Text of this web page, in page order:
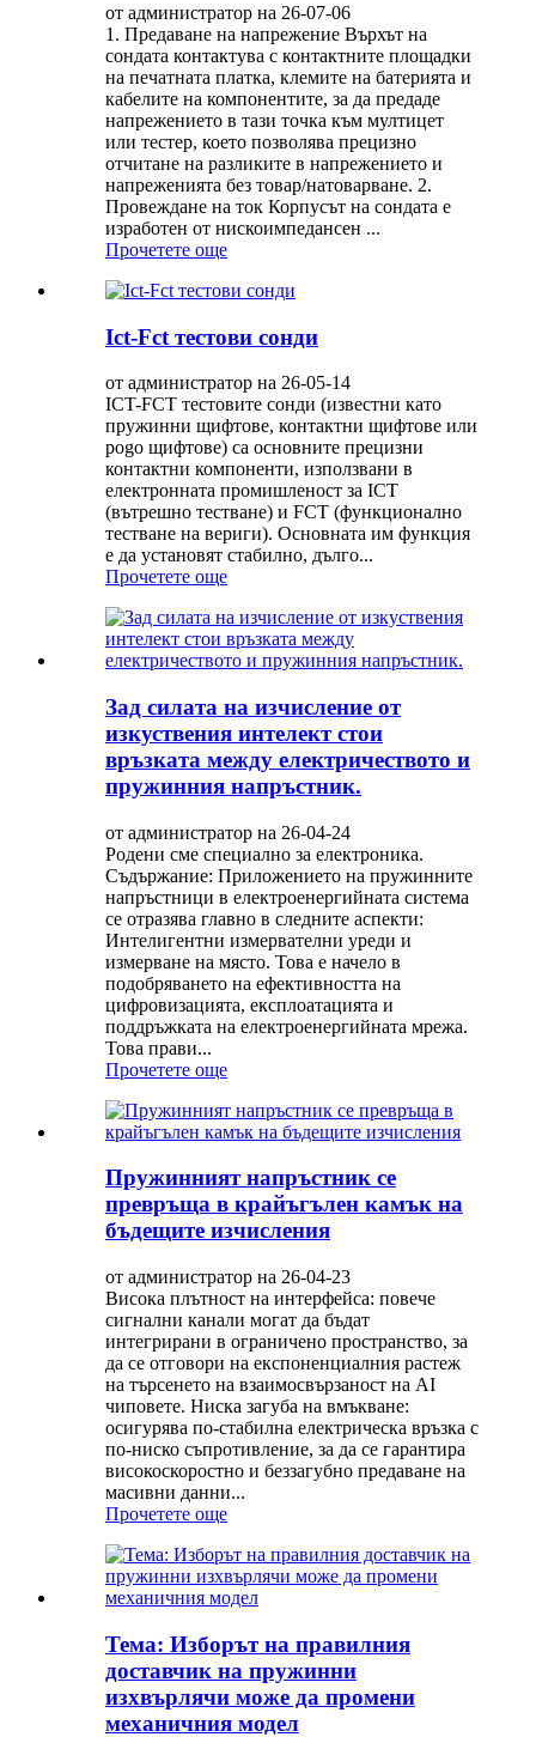
от администратор на 26-07-06
1. Предаване на напрежение Върхът на
сондата контактува с контактните площадки
на печатната платка, клемите на батерията и
кабелите на компонентите, за да предаде
напрежението в тази точка към мултицет
или тестер, което позволява прецизно
отчитане на разликите в напрежението и
напреженията без товар/натоварване. 2.
Провеждане на ток Корпусът на сондата е
изработен от нискоимпедансен ...
Прочетете още
Ict-Fct тестови сонди
от администратор на 26-05-14
ICT-FCT тестовите сонди (известни като
пружинни щифтове, контактни щифтове или
pogo щифтове) са основните прецизни
контактни компоненти, използвани в
електронната промишленост за ICT
(вътрешно тестване) и FCT (функционално
тестване на вериги). Основната им функция
е да установят стабилно, дълго...
Прочетете още
Зад силата на изчисление от
изкуствения интелект стои
връзката между електричеството и
пружинния напръстник.
от администратор на 26-04-24
Родени сме специално за електроника.
Съдържание: Приложението на пружинните
напръстници в електроенергийната система
се отразява главно в следните аспекти:
Интелигентни измервателни уреди и
измерване на място. Това е начело в
подобряването на ефективността на
цифровизацията, експлоатацията и
поддръжката на електроенергийната мрежа.
Това прави...
Прочетете още
Пружинният напръстник се
превръща в крайъгълен камък на
бъдещите изчисления
от администратор на 26-04-23
Висока плътност на интерфейса: повече
сигнални канали могат да бъдат
интегрирани в ограничено пространство, за
да се отговори на експоненциалния растеж
на търсенето на взаимосвързаност на AI
чиповете. Ниска загуба на вмъкване:
осигурява по-стабилна електрическа връзка с
по-ниско съпротивление, за да се гарантира
високоскоростно и беззагубно предаване на
масивни данни...
Прочетете още
Тема: Изборът на правилния
доставчик на пружинни
изхвърлячи може да промени
механичния модел